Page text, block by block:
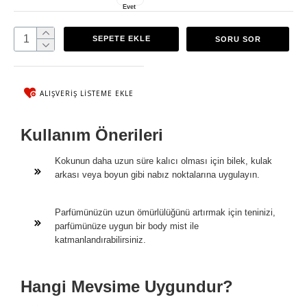
Evet
SEPETE EKLE SORU SOR
ALIŞVERIŞ LISTEME EKLE
Kullanım Önerileri
Kokunun daha uzun süre kalıcı olması için bilek, kulak
arkası veya boyun gibi nabız noktalarına uygulayın.
Parfümünüzün uzun ömürlülüğünü artırmak için teninizi,
parfümünüze uygun bir body mist ile
katmanlandırabilirsiniz.
Hangi Mevsime Uygundur?